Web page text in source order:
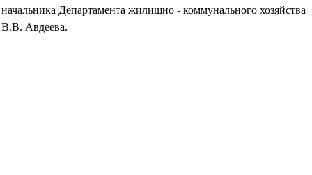
начальника Департамента жилищно - коммунального хозяйства
В.В. Авдеева.